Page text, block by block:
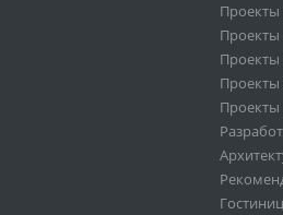
Проекты
Проекты
Проекты
Проекты